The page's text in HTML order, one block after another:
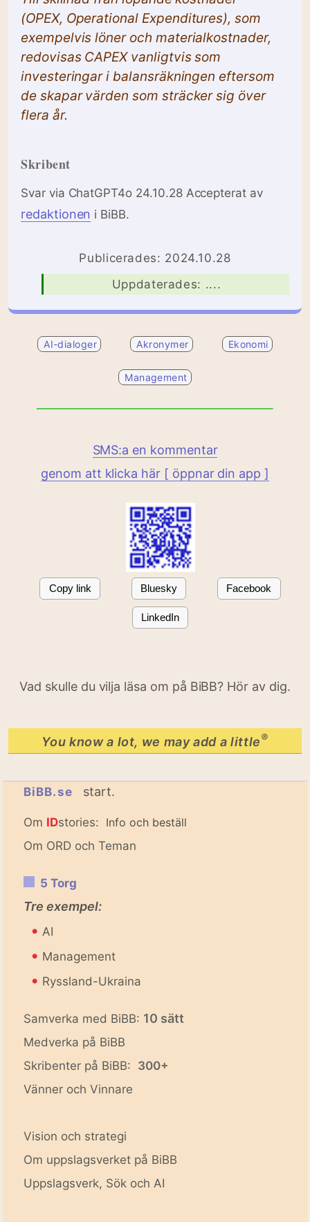
(OPEX, Operational Expenditures), som
exempelvis löner och materialkostnader,
redovisas CAPEX vanligtvis som
investeringar i balansräkningen eftersom
de skapar värden som sträcker sig över
flera år.
Skribent
Svar via ChatGPT4o 24.10.28 Accepterat av
redaktionen i BiBB.
Publicerades: 2024.10.28
Uppdaterades: ....
AI-dialoger Akronymer Ekonomi
Management
SMS:a en kommentar
genom att klicka här [ öppnar din app ]
Copy link Bluesky Facebook
LinkedIn
Vad skulle du vilja läsa om på BiBB? Hör av dig.
You know a lot, we may add a little®
BiBB.se start.
Om IDstories: Info och beställ
Om ORD och Teman
5 Torg
Tre exempel:
• AI
• Management
• Ryssland-Ukraina
Samverka med BiBB: 10 sätt
Medverka på BiBB
Skribenter på BiBB: 300+
Vänner och Vinnare
Vision och strategi
Om uppslagsverket på BiBB
Uppslagsverk, Sök och AI